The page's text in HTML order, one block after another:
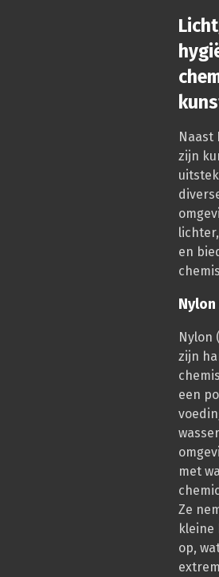
Naast
zijn
en
Nylon
zijn
een
met
Ze
kleine
op,